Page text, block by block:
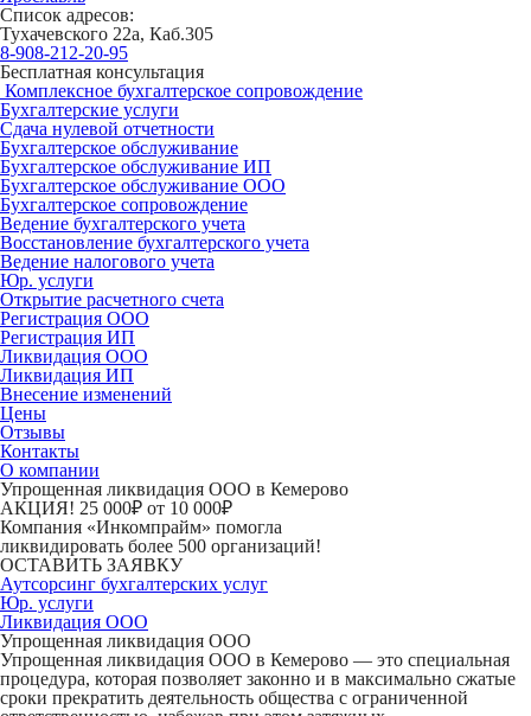
Список адресов:
Тухачевского 22а, Каб.305
8-908-212-20-95
Бесплатная консультация
Комплексное бухгалтерское сопровождение
Бухгалтерские услуги
Сдача нулевой отчетности
Бухгалтерское обслуживание
Бухгалтерское обслуживание ИП
Бухгалтерское обслуживание ООО
Бухгалтерское сопровождение
Ведение бухгалтерского учета
Восстановление бухгалтерского учета
Ведение налогового учета
Юр. услуги
Открытие расчетного счета
Регистрация ООО
Регистрация ИП
Ликвидация ООО
Ликвидация ИП
Внесение изменений
Цены
Отзывы
Контакты
О компании
Упрощенная ликвидация ООО в Кемерово
АКЦИЯ! 25 000₽ от 10 000₽
Компания «Инкомпрайм» помогла
ликвидировать более 500 организаций!
ОСТАВИТЬ ЗАЯВКУ
Аутсорсинг бухгалтерских услуг
Юр. услуги
Ликвидация ООО
Упрощенная ликвидация ООО
Упрощенная ликвидация ООО в Кемерово — это специальная
процедура, которая позволяет законно и в максимально сжатые
сроки прекратить деятельность общества с ограниченной